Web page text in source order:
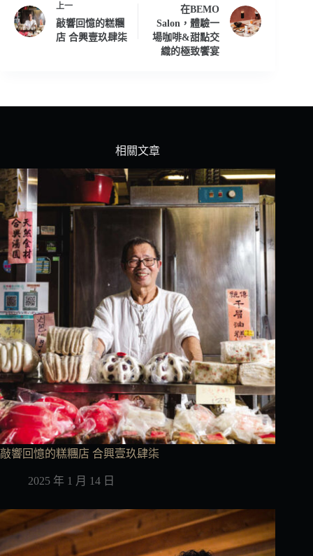
上一
敲響回憶的糕糰
店 合興壹玖肆柒
在BEMO
Salon，體驗一
場咖啡&甜點交
織的極致饗宴
相關文章
敲響回憶的糕糰店 合興壹玖肆柒
2025 年 1 月 14 日